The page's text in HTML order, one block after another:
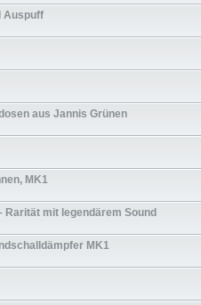
Auspuff
aus Jannis Grünen
MK1
Rarität mit legendärem Sound
MK1